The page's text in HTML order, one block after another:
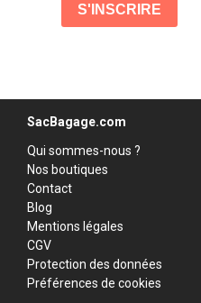
SacBagage.com
Qui sommes-nous ?
Nos boutiques
Contact
Blog
Mentions légales
CGV
Protection des données
Préférences de cookies